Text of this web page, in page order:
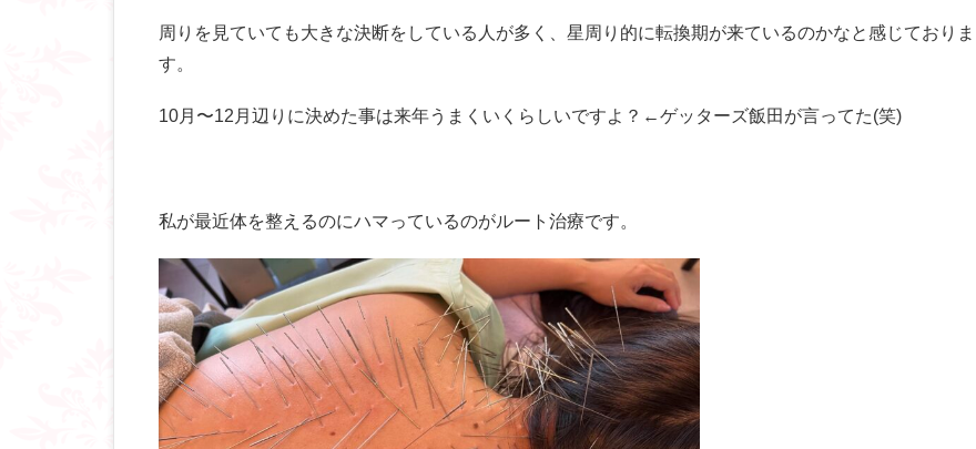
周りを見ていても大きな決断をしている人が多く、星周り的に転換期が来ているのかなと感じておりま
す。
10月〜12月辺りに決めた事は来年うまくいくらしいですよ？←ゲッターズ飯田が言ってた(笑)
私が最近体を整えるのにハマっているのがルート治療です。